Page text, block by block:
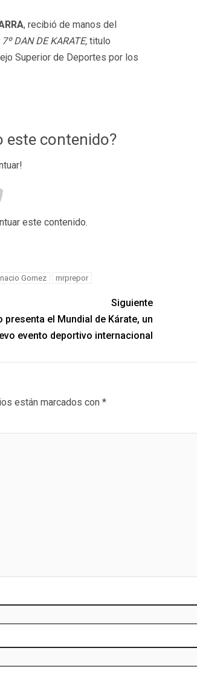
, recibió de manos del
DAN DE KARATE, titulo
Superior de Deportes por los
este contenido?
este contenido.
Gomez mrprepor
Siguiente
presenta el Mundial de Kárate, un
evento deportivo internacional
están marcados con *